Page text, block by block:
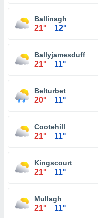
Ballinagh
21° 12°
Ballyjamesduff
21° 11°
Belturbet
20° 11°
Cootehill
21° 11°
Kingscourt
21° 11°
Mullagh
21° 11°